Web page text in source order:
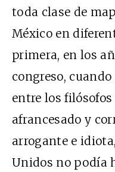
toda clase de
México en
primera, en los
congreso,
entre los
afrancesado y
arrogante e
Unidos no podía